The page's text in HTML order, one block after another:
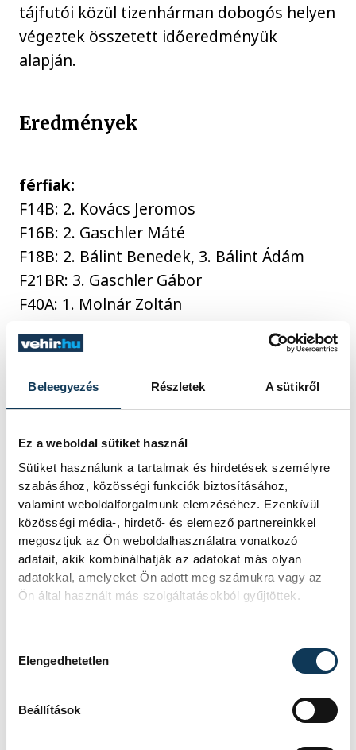
Beleegyezés Részletek A sütikről
Ez a weboldal sütiket használ
Sütiket használunk a tartalmak és hirdetések személyre
szabásához, közösségi funkciók biztosításához,
valamint weboldalforgalmunk elemzéséhez. Ezenkívül
közösségi média-, hirdető- és elemező partnereinkkel
megosztjuk az Ön weboldalhasználatra vonatkozó
adatait, akik kombinálhatják az adatokat más olyan
adatokkal, amelyeket Ön adott meg számukra vagy az
Ön által használt más szolgáltatásokból gyűjtöttek.
Elengedhetetlen
Beállítások
tájfutói közül tizenhárman dobogós helyen
végeztek összetett időeredményük
alapján.
Eredmények
férfiak:
F14B: 2. Kovács Jeromos
F16B: 2. Gaschler Máté
F18B: 2. Bálint Benedek, 3. Bálint Ádám
F21BR: 3. Gaschler Gábor
F40A: 1. Molnár Zoltán
F70A: 2. Korbély Tibor
nők:
N21A: 1. Mérő Dominika
N21BR: 1. Csizmadia Ágnes, 3. Mérő Edit
N50A: 2. Németh Zsoltné
sport
tájfutás